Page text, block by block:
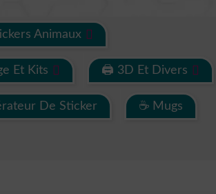
Animaux
Et Kits 🖨 3D Et Divers
De Sticker ☕ Mugs